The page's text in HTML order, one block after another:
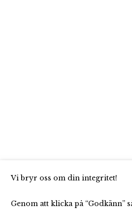
Vi bryr oss om din integritet!
Genom att klicka på